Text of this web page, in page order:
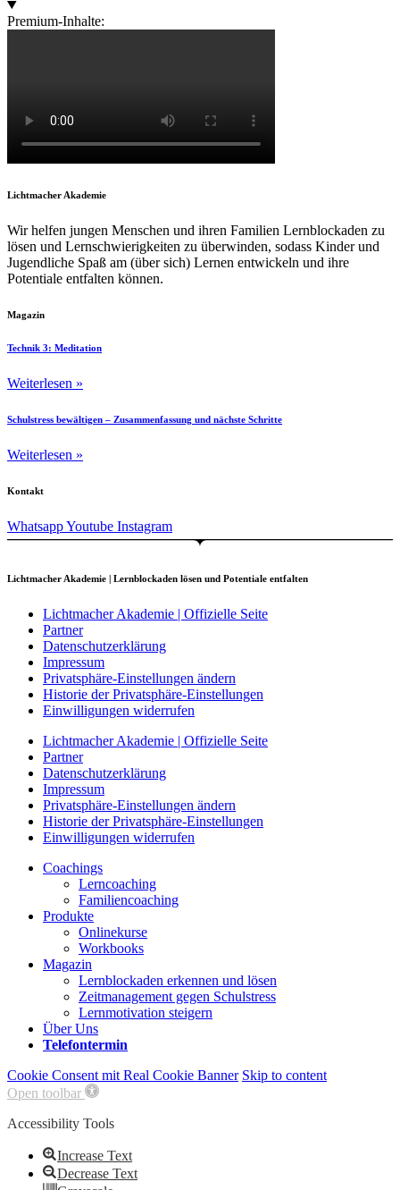
Premium-Inhalte:
Lichtmacher Akademie
Wir helfen jungen Menschen und ihren Familien Lernblockaden zu
lösen und Lernschwierigkeiten zu überwinden, sodass Kinder und
Jugendliche Spaß am (über sich) Lernen entwickeln und ihre
Potentiale entfalten können.
Magazin
Technik 3: Meditation
Weiterlesen »
Schulstress bewältigen – Zusammenfassung und nächste Schritte
Weiterlesen »
Kontakt
WhatsappYoutube Instagram
Lichtmacher Akademie | Lernblockaden lösen und Potentiale entfalten
Lichtmacher Akademie | Offizielle Seite
Partner
Datenschutzerklärung
Impressum
Privatsphäre-Einstellungen ändern
Historie der Privatsphäre-Einstellungen
Einwilligungen widerrufen
Lichtmacher Akademie | Offizielle Seite
Partner
Datenschutzerklärung
Impressum
Privatsphäre-Einstellungen ändern
Historie der Privatsphäre-Einstellungen
Einwilligungen widerrufen
Coachings
Lerncoaching
Familiencoaching
Produkte
Onlinekurse
Workbooks
Magazin
Lernblockaden erkennen und lösen
Zeitmanagement gegen Schulstress
Lernmotivation steigern
Über Uns
Telefontermin
Cookie Consent mit Real Cookie Banner Skip to content
Open toolbar
Accessibility Tools
Increase Text
Decrease Text